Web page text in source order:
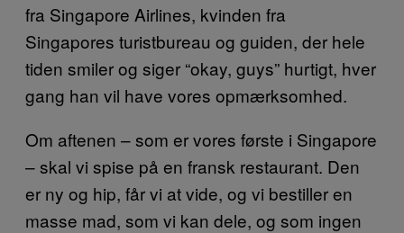
fra Singapore Airlines, kvinden fra
Singapores turistbureau og guiden, der hele
tiden smiler og siger “okay, guys” hurtigt, hver
gang han vil have vores opmærksomhed.
Om aftenen – som er vores første i Singapore
– skal vi spise på en fransk restaurant. Den
er ny og hip, får vi at vide, og vi bestiller en
masse mad, som vi kan dele, og som ingen